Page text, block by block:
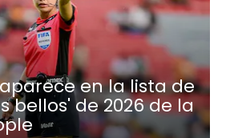
en la lista de
bellos' de 2026 de la